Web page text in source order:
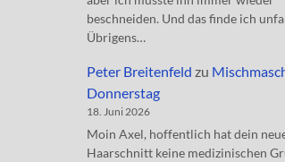
beschneiden. Und das finde ich
Übrigens…
Peter Breitenfeld zu
Donnerstag
18. Juni 2026
Moin Axel, hoffentlich hat dein
Haarschnitt keine medizinischen